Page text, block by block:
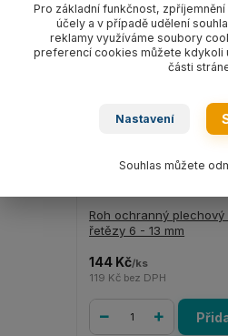
Roh ochranný
řetězy 6 - 13 mm
144 Kč/ks
119 Kč bez DPH
Pro základní funkčnost,
účely a v případě udělení
reklamy využíváme soubory
preferencí cookies můžete kdykoli
části
Nastavení
Souhlas můžete